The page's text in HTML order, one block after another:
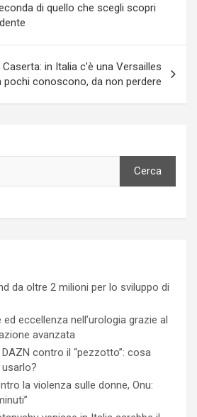
di quello che scegli scopri
in Italia c’è una Versailles
pochi conoscono, da non perdere
Cerca
da oltre 2 milioni per lo sviluppo di
eccellenza nell’urologia grazie al
avanzata
contro il “pezzotto”: cosa
la violenza sulle donne, Onu: